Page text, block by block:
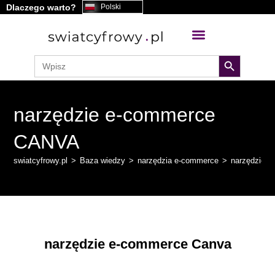
treści
Dlaczego warto? Polski
Search
for:
search button
narzędzie e-commerce
CANVA
swiatcyfrowy.pl > Baza wiedzy > narzędzia e-commerce > narzędzie
narzędzie e-commerce Canva